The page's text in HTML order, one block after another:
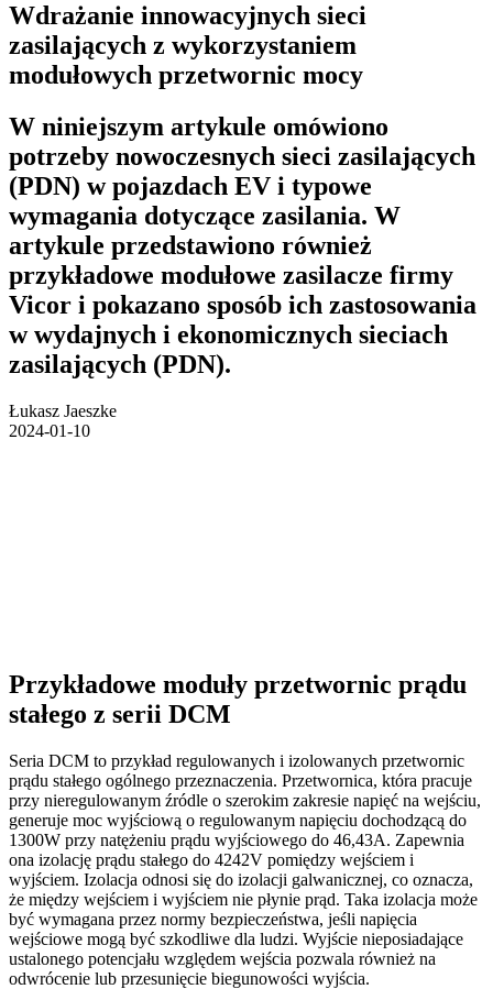
Wdrażanie innowacyjnych sieci
zasilających z wykorzystaniem
modułowych przetwornic mocy
W niniejszym artykule omówiono
potrzeby nowoczesnych sieci zasilających
(PDN) w pojazdach EV i typowe
wymagania dotyczące zasilania. W
artykule przedstawiono również
przykładowe modułowe zasilacze firmy
Vicor i pokazano sposób ich zastosowania
w wydajnych i ekonomicznych sieciach
zasilających (PDN).
Łukasz Jaeszke
2024-01-10
Przykładowe moduły przetwornic prądu
stałego z serii DCM
Seria DCM to przykład regulowanych i izolowanych przetwornic
prądu stałego ogólnego przeznaczenia. Przetwornica, która pracuje
przy nieregulowanym źródle o szerokim zakresie napięć na wejściu,
generuje moc wyjściową o regulowanym napięciu dochodzącą do
1300W przy natężeniu prądu wyjściowego do 46,43A. Zapewnia
ona izolację prądu stałego do 4242V pomiędzy wejściem i
wyjściem. Izolacja odnosi się do izolacji galwanicznej, co oznacza,
że między wejściem i wyjściem nie płynie prąd. Taka izolacja może
być wymagana przez normy bezpieczeństwa, jeśli napięcia
wejściowe mogą być szkodliwe dla ludzi. Wyjście nieposiadające
ustalonego potencjału względem wejścia pozwala również na
odwrócenie lub przesunięcie biegunowości wyjścia.